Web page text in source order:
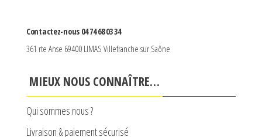
Contactez-nous 04 74 68 03 34
361 rte Anse 69400 LIMAS Villefranche sur Saône
MIEUX NOUS CONNAÎTRE…
Qui sommes nous ?
Livraison & paiement sécurisé